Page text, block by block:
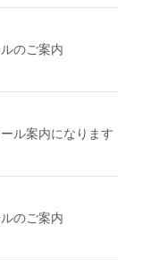
のご案内
ル案内になります
のご案内